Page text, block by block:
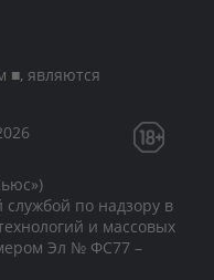
■, являются
по надзору в
и массовых
Эл № ФС77 –